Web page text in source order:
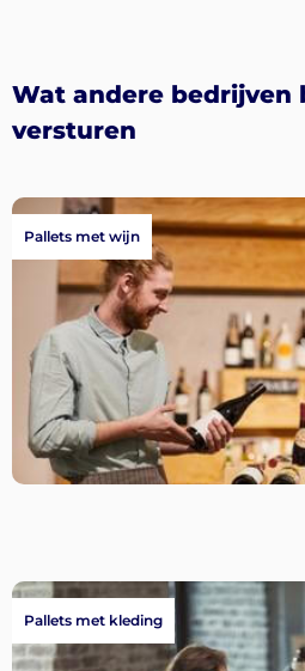
Wat andere bedrijven
versturen
Pallets met wijn
Pallets met kleding